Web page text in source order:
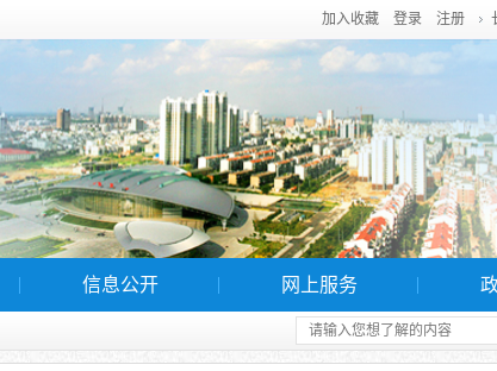
加入收藏 登录 注册
信息公开 网上服务